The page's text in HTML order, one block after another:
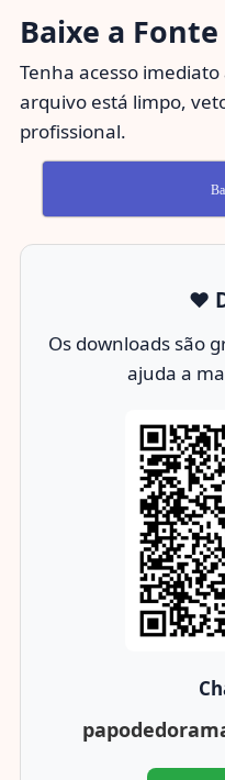
Baixe a
Tenha acesso
arquivo está limpo,
profissional.
❤️
Os downloads são
ajuda a